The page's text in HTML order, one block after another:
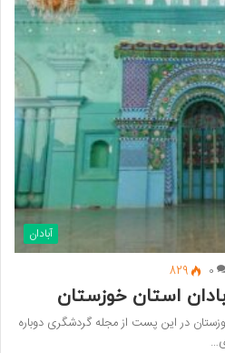
آبادان
0
829
استان خوزستان
در این پست از مجله گردشگری دوباره